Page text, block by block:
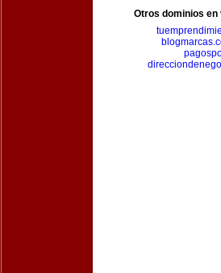
Otros dominios en